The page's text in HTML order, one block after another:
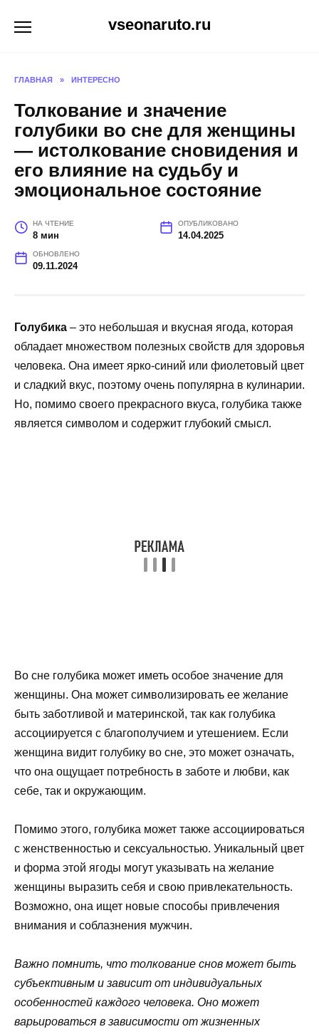
vseonaruto.ru
ГЛАВНАЯ » ИНТЕРЕСНО
Толкование и значение
голубики во сне для женщины
— истолкование сновидения и
его влияние на судьбу и
эмоциональное состояние
НА ЧТЕНИЕ
8 мин
ОПУБЛИКОВАНО
14.04.2025
ОБНОВЛЕНО
09.11.2024
Голубика – это небольшая и вкусная ягода, которая
обладает множеством полезных свойств для здоровья
человека. Она имеет ярко-синий или фиолетовый цвет
и сладкий вкус, поэтому очень популярна в кулинарии.
Но, помимо своего прекрасного вкуса, голубика также
является символом и содержит глубокий смысл.
Во сне голубика может иметь особое значение для
женщины. Она может символизировать ее желание
быть заботливой и материнской, так как голубика
ассоциируется с благополучием и утешением. Если
женщина видит голубику во сне, это может означать,
что она ощущает потребность в заботе и любви, как
себе, так и окружающим.
Помимо этого, голубика может также ассоциироваться
с женственностью и сексуальностью. Уникальный цвет
и форма этой ягоды могут указывать на желание
женщины выразить себя и свою привлекательность.
Возможно, она ищет новые способы привлечения
внимания и соблазнения мужчин.
Важно помнить, что толкование снов может быть
субъективным и зависит от индивидуальных
особенностей каждого человека. Оно может
варьироваться в зависимости от жизненных